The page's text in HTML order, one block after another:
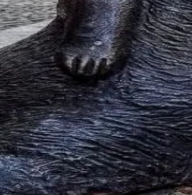
摄影师交友社区，汇聚海量通